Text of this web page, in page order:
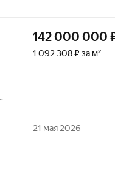
142 000 000
1 092 308 ₽ за м²
21 мая 2026